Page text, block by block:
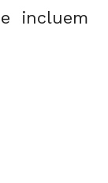
incluem